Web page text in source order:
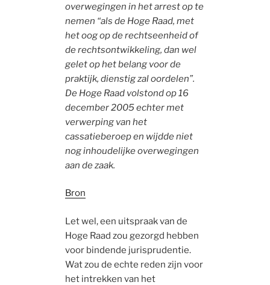
overwegingen in het arrest op te
nemen “als de Hoge Raad, met
het oog op de rechtseenheid of
de rechtsontwikkeling, dan wel
gelet op het belang voor de
praktijk, dienstig zal oordelen”.
De Hoge Raad volstond op 16
december 2005 echter met
verwerping van het
cassatieberoep en wijdde niet
nog inhoudelijke overwegingen
aan de zaak.
Bron
Let wel, een uitspraak van de
Hoge Raad zou gezorgd hebben
voor bindende jurisprudentie.
Wat zou de echte reden zijn voor
het intrekken van het